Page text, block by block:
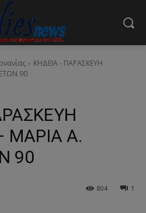
ΚΗΔΕΙΑ - ΠΑΡΑΣΚΕΥΗ
90
ΜΑΡΙΑ Α.
90
1
804